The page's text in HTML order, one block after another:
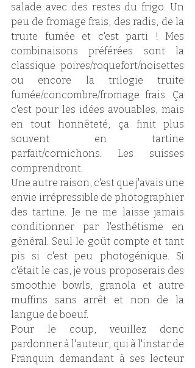
salade avec des restes du frigo. Un
peu de fromage frais, des radis, de la
truite fumée et c'est parti ! Mes
combinaisons préférées sont la
classique poires/roquefort/noisettes
ou encore la trilogie truite
fumée/concombre/fromage frais. Ça
c'est pour les idées avouables, mais
en tout honnêteté, ça finit plus
souvent en tartine
parfait/cornichons. Les suisses
comprendront.
Une autre raison, c'est que j'avais une
envie irrépressible de photographier
des tartine. Je ne me laisse jamais
conditionner par l'esthétisme en
général. Seul le goût compte et tant
pis si c'est peu photogénique. Si
c'était le cas, je vous proposerais des
smoothie bowls, granola et autre
muffins sans arrêt et non de la
langue de boeuf.
Pour le coup, veuillez donc
pardonner à l'auteur, qui à l'instar de
Franquin demandant à ses lecteur